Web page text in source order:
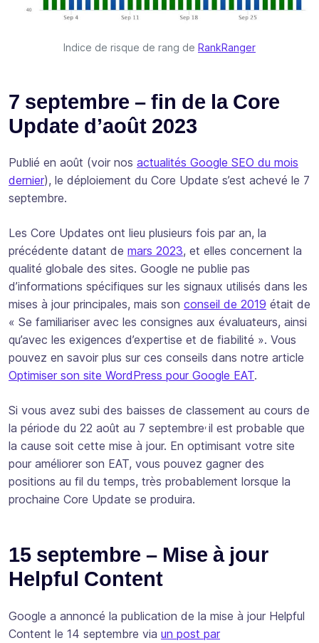
Indice de risque de rang de RankRanger
7 septembre – fin de la Core
Update d’août 2023
Publié en août (voir nos actualités Google SEO du mois
dernier), le déploiement du Core Update s’est achevé le 7
septembre.
Les Core Updates ont lieu plusieurs fois par an, la
précédente datant de mars 2023, et elles concernent la
qualité globale des sites. Google ne publie pas
d’informations spécifiques sur les signaux utilisés dans les
mises à jour principales, mais son conseil de 2019 était de
« Se familiariser avec les consignes aux évaluateurs, ainsi
qu’avec les exigences d’expertise et de fiabilité ». Vous
pouvez en savoir plus sur ces conseils dans notre article
Optimiser son site WordPress pour Google EAT.
Si vous avez subi des baisses de classement au cours de
la période du 22 août au 7 septembre, il est probable que
la cause soit cette mise à jour. En optimisant votre site
pour améliorer son EAT, vous pouvez gagner des
positions au fil du temps, très probablement lorsque la
prochaine Core Update se produira.
15 septembre – Mise à jour
Helpful Content
Google a annoncé la publication de la mise à jour Helpful
Content le 14 septembre via un post par